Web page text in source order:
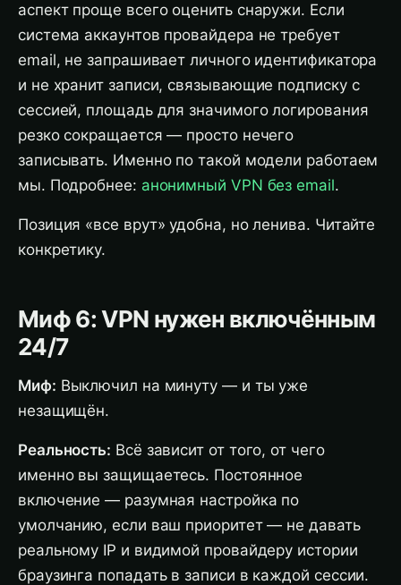
аспект проще всего оценить снаружи. Если
система аккаунтов провайдера не требует
email, не запрашивает личного идентификатора
и не хранит записи, связывающие подписку с
сессией, площадь для значимого логирования
резко сокращается — просто нечего
записывать. Именно по такой модели работаем
мы. Подробнее: анонимный VPN без email.
Позиция «все врут» удобна, но ленива. Читайте
конкретику.
Миф 6: VPN нужен включённым
24/7
Миф: Выключил на минуту — и ты уже
незащищён.
Реальность: Всё зависит от того, от чего
именно вы защищаетесь. Постоянное
включение — разумная настройка по
умолчанию, если ваш приоритет — не давать
реальному IP и видимой провайдеру истории
браузинга попадать в записи в каждой сессии.